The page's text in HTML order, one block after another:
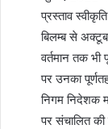
प्रस्ताव
बिलम्ब से
वर्तमान तक भी
पर उनका
निगम निदेशक
पर संचालित की